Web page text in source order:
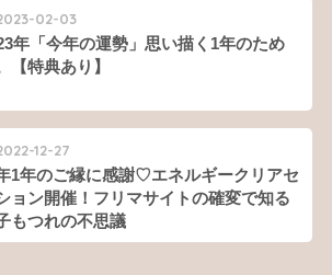
02-03
年「今年の運勢」思い描く1年のため
【特典あり】
12-27
1年のご縁に感謝♡エネルギークリアセ
ョン開催！フリマサイトの確変で知る
もつれの不思議